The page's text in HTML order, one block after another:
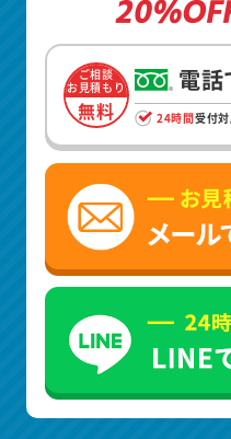
ご相談
お見積もり
無料
電話
24時間受付